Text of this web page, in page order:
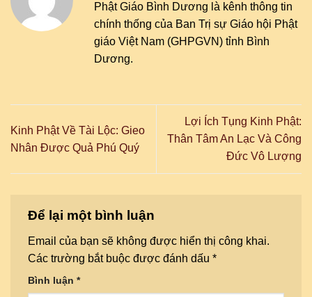
Phật Giáo Bình Dương là kênh thông tin
chính thống của Ban Trị sự Giáo hội Phật
giáo Việt Nam (GHPGVN) tỉnh Bình
Dương.
Kinh Phật Về Tài Lộc: Gieo
Nhân Được Quả Phú Quý
Lợi Ích Tụng Kinh Phật:
Thân Tâm An Lạc Và Công
Đức Vô Lượng
Để lại một bình luận
Email của bạn sẽ không được hiển thị công khai.
Các trường bắt buộc được đánh dấu *
Bình luận *